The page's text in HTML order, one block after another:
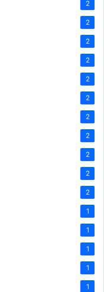
2
2
2
2
2
2
2
2
2
2
2
1
1
1
1
1